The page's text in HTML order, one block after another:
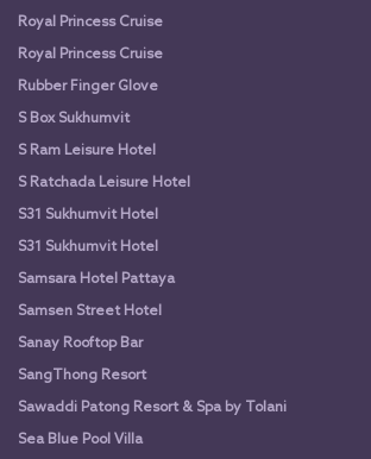
Royal Princess Cruise
Royal Princess Cruise
Rubber Finger Glove
S Box Sukhumvit
S Ram Leisure Hotel
S Ratchada Leisure Hotel
S31 Sukhumvit Hotel
S31 Sukhumvit Hotel
Samsara Hotel Pattaya
Samsen Street Hotel
Sanay Rooftop Bar
SangThong Resort
Sawaddi Patong Resort & Spa by Tolani
Sea Blue Pool Villa